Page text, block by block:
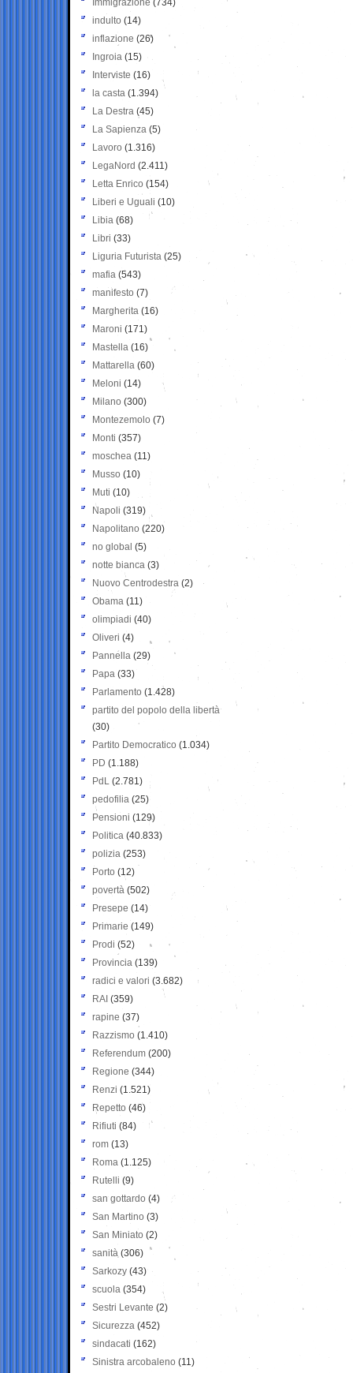
Immigrazione (734)
indulto (14)
inflazione (26)
Ingroia (15)
Interviste (16)
la casta (1.394)
La Destra (45)
La Sapienza (5)
Lavoro (1.316)
LegaNord (2.411)
Letta Enrico (154)
Liberi e Uguali (10)
Libia (68)
Libri (33)
Liguria Futurista (25)
mafia (543)
manifesto (7)
Margherita (16)
Maroni (171)
Mastella (16)
Mattarella (60)
Meloni (14)
Milano (300)
Montezemolo (7)
Monti (357)
moschea (11)
Musso (10)
Muti (10)
Napoli (319)
Napolitano (220)
no global (5)
notte bianca (3)
Nuovo Centrodestra (2)
Obama (11)
olimpiadi (40)
Oliveri (4)
Pannella (29)
Papa (33)
Parlamento (1.428)
partito del popolo della libertà
(30)
Partito Democratico (1.034)
PD (1.188)
PdL (2.781)
pedofilia (25)
Pensioni (129)
Politica (40.833)
polizia (253)
Porto (12)
povertà (502)
Presepe (14)
Primarie (149)
Prodi (52)
Provincia (139)
radici e valori (3.682)
RAI (359)
rapine (37)
Razzismo (1.410)
Referendum (200)
Regione (344)
Renzi (1.521)
Repetto (46)
Rifiuti (84)
rom (13)
Roma (1.125)
Rutelli (9)
san gottardo (4)
San Martino (3)
San Miniato (2)
sanità (306)
Sarkozy (43)
scuola (354)
Sestri Levante (2)
Sicurezza (452)
sindacati (162)
Sinistra arcobaleno (11)